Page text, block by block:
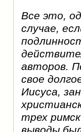
Все это,
случае,
авторов.
свое
Иисуса,
трех